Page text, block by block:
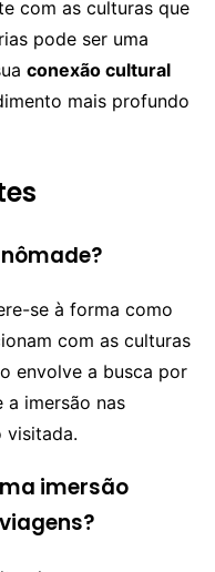
com as culturas que
pode ser uma
conexão cultural
mais profundo
se à forma como
com as culturas
envolve a busca por
a imersão nas
visitada.
imersão